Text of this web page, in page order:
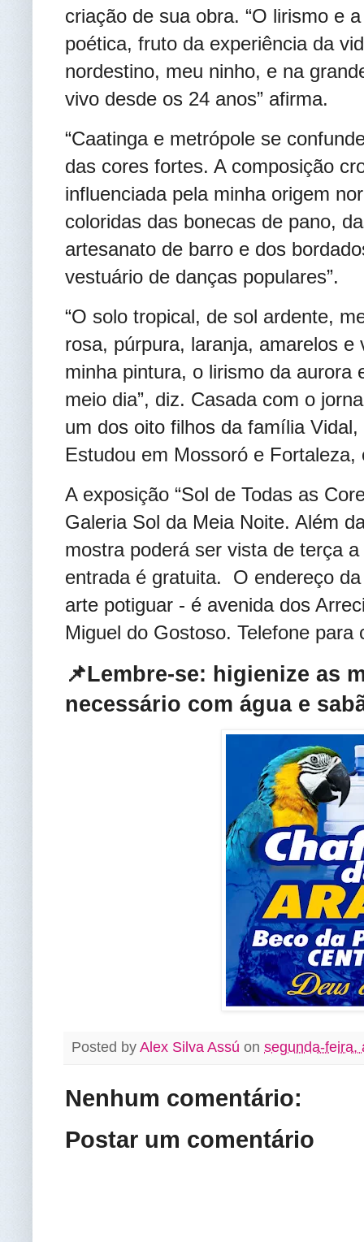
criação de sua obra. “O lirismo e
poética, fruto da experiência da
nordestino, meu ninho, e na
vivo desde os 24 anos” afirma.
“Caatinga e metrópole se
das cores fortes. A composição
influenciada pela minha origem
coloridas das bonecas de pano,
artesanato de barro e dos
vestuário de danças populares”.
“O solo tropical, de sol ardente,
rosa, púrpura, laranja, amarelos
minha pintura, o lirismo da
meio dia”, diz. Casada com o
um dos oito filhos da família
Estudou em Mossoró e
A exposição “Sol de Todas as
Galeria Sol da Meia Noite. Além
mostra poderá ser vista de terça
entrada é gratuita. O endereço
arte potiguar - é avenida dos
Miguel do Gostoso. Telefone
📌Lembre-se: higienize as
necessário com água e
Posted by Alex Silva Assú on segunda-feira,
Nenhum comentário:
Postar um comentário